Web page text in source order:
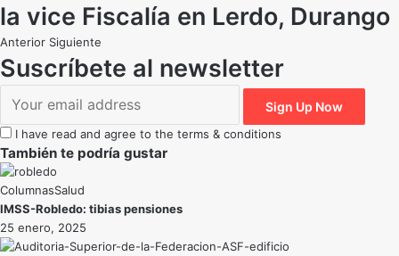
la vice Fiscalía en Lerdo, Durango
Anterior Siguiente
Suscríbete al newsletter
I have read and agree to the terms & conditions
También te podría gustar
Salud
IMSS-Robledo: tibias pensiones
25 enero, 2025